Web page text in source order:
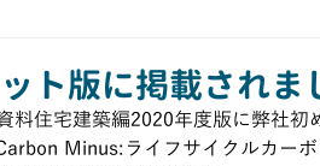
レンガの家 SUGIの家 ガ
ト版に掲載されま
料住宅建築編2020年度版に弊社初
Minus:ライフサイクルカーボ